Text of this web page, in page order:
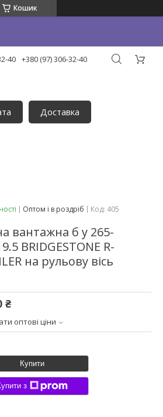
Кошик
40 +380 (97) 306-32-40
Доставка
Оптом і в роздріб Код: 405
вантажна б у 265-
BRIDGESTONE R-
на рульову вісь
₴
оптові ціни
Купити
з